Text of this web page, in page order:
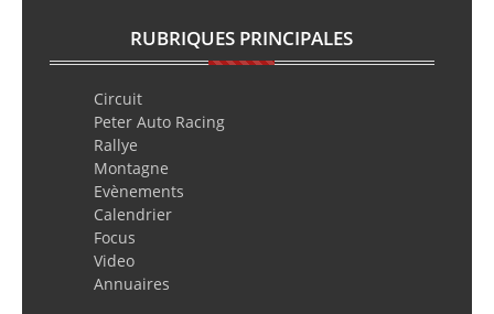
RUBRIQUES PRINCIPALES
Circuit
Peter Auto Racing
Rallye
Montagne
Evènements
Calendrier
Focus
Video
Annuaires